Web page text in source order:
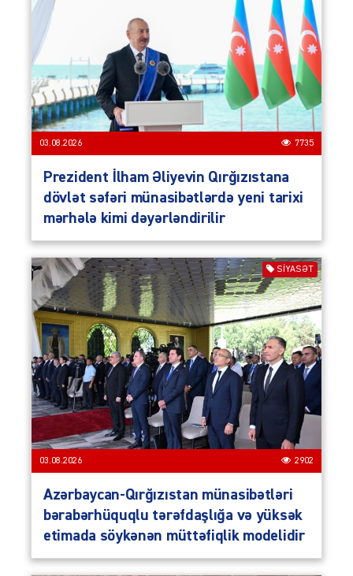
03.08.2026 7735
Prezident İlham Əliyevin Qırğızıstana
dövlət səfəri münasibətlərdə yeni tarixi
mərhələ kimi dəyərləndirilir
SIYASƏT
03.08.2026 2902
Azərbaycan-Qırğızıstan münasibətləri
bərabərhüquqlu tərəfdaşlığa və yüksək
etimada söykənən müttəfiqlik modelidir